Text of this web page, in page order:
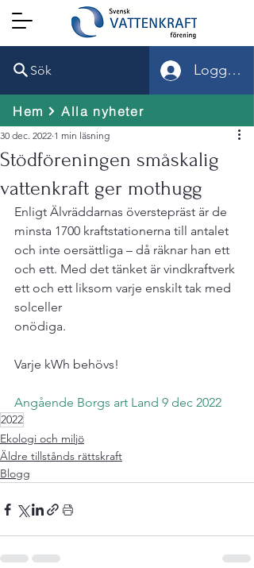
Sök Logga in
Hem Alla nyheter
Stödföreningen småskalig
vattenkraft ger mothugg
30 dec. 2022 1 min läsning
Enligt Älvräddarnas överstepräst är de
minsta 1700 kraftstationerna till antalet
och inte oersättliga – då räknar han ett
och ett. Med det tänket är vindkraftverk
ett och ett liksom varje enskilt tak med
solceller
onödiga.
Varje kWh behövs!
Angående Borgs art Land 9 dec 2022
2022
Ekologi och miljö
Äldre tillstånds rättskraft
Blogg